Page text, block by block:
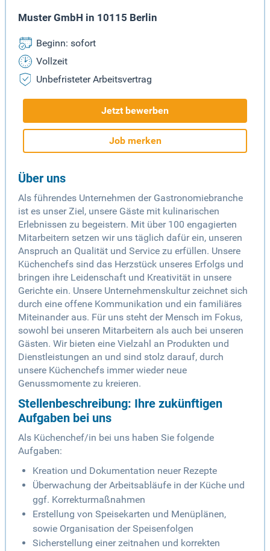
Muster GmbH in 10115 Berlin
Beginn: sofort
Vollzeit
Unbefristeter Arbeitsvertrag
Jetzt bewerben
Job merken
Über uns
Als führendes Unternehmen der Gastronomiebranche
ist es unser Ziel, unsere Gäste mit kulinarischen
Erlebnissen zu begeistern. Mit über 100 engagierten
Mitarbeitern setzen wir uns täglich dafür ein, unseren
Anspruch an Qualität und Service zu erfüllen. Unsere
Küchenchefs sind das Herzstück unseres Erfolgs und
bringen ihre Leidenschaft und Kreativität in unsere
Gerichte ein. Unsere Unternehmenskultur zeichnet sich
durch eine offene Kommunikation und ein familiäres
Miteinander aus. Für uns steht der Mensch im Fokus,
sowohl bei unseren Mitarbeitern als auch bei unseren
Gästen. Wir bieten eine Vielzahl an Produkten und
Dienstleistungen an und sind stolz darauf, durch
unsere Küchenchefs immer wieder neue
Genussmomente zu kreieren.
Stellenbeschreibung: Ihre zukünftigen
Aufgaben bei uns
Als Küchenchef/in bei uns haben Sie folgende
Aufgaben:
Kreation und Dokumentation neuer Rezepte
Überwachung der Arbeitsabläufe in der Küche und
ggf. Korrekturmaßnahmen
Erstellung von Speisekarten und Menüplänen,
sowie Organisation der Speisenfolgen
Sicherstellung einer zeitnahen und korrekten